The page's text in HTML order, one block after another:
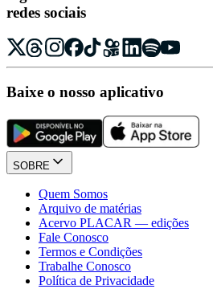
redes sociais
Baixe o nosso aplicativo
SOBRE
Quem Somos
Arquivo de matérias
Acervo PLACAR — edições
Fale Conosco
Termos e Condições
Trabalhe Conosco
Política de Privacidade